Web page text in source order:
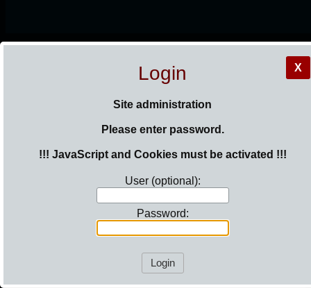
HOME
IL BOXER
STALLONI MANIFESTAZIONI
COME ASSOCIARSI CONTATTI
X
Login
Site administration
Please enter password.
!!! JavaScript and Cookies must be activated !!!
User (optional):
Password: